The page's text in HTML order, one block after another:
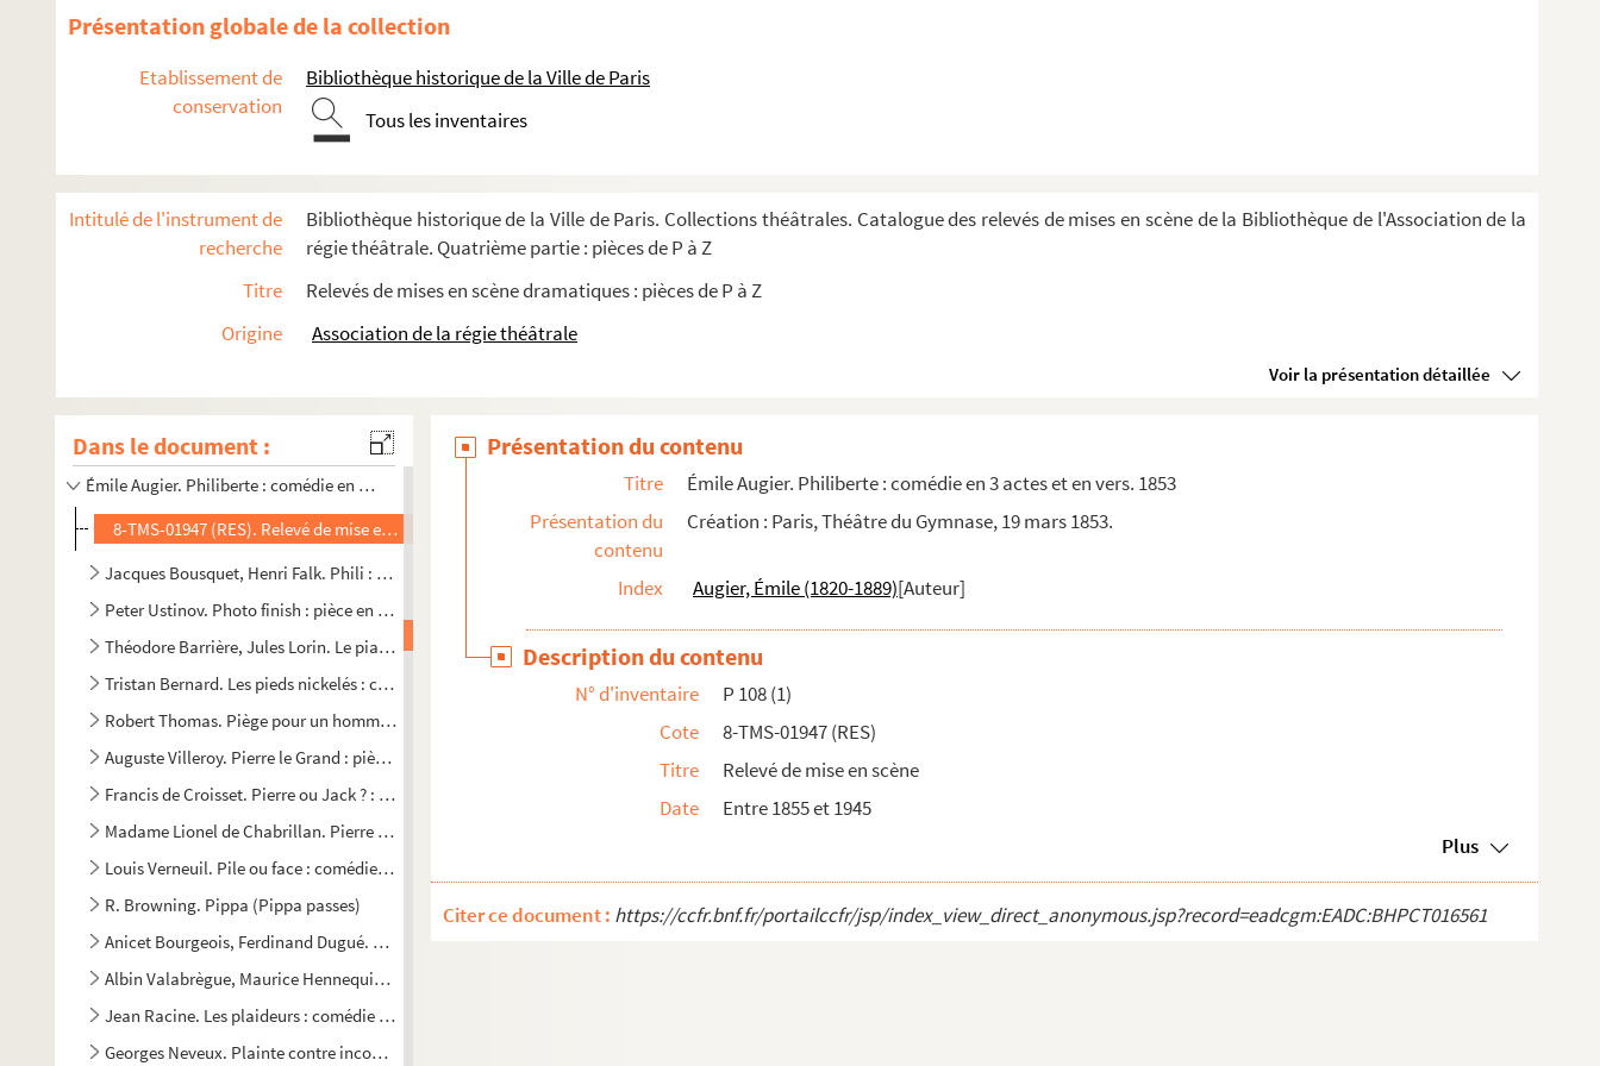
Présentation globale de la collection
Etablissement de
conservation
Bibliothèque historique de la Ville de Paris
Tous les inventaires
Intitulé de l'instrument de
recherche
Bibliothèque historique de la Ville de Paris. Collections théâtrales. Catalogue des relevés de mises en scène de la Bibliothèque de l'Association de la
régie théâtrale. Quatrième partie : pièces de P à Z
Titre
Relevés de mises en scène dramatiques : pièces de P à Z
Origine
Association de la régie théâtrale
Voir la présentation détaillée
Dans le document :
Paul de Pitray. Les petites filles modèles : comédie en 5 actes. 1927
Maurice Ordonneau. Les petites Godin : comédie-vaudeville en 3 actes. 1884
Anicet Bourgeois, Adrien Decourcelle. Les petites lâchetés : comédie en 3 actes. 1857
Lucien Népoty. Les petits : pièce en 3 actes. 1912
Henri Sébille et Georges Fernoux. Les petits mensonges : comédie en 1 acte. 1903
Eugène Labiche et Delacour. Les petits oiseaux : comédie en 3 actes. 1862
Gaston Cronier. Un peu de musique : pièce en 1 acte. 1905
Georges Courteline. La peur des coups : saynette en 1 acte. 1894
Georges Rivollet. Les phéniciennes : drame en 4 actes. 1902
Adhémar de Montgon. Philéas Fogg et la perle mystérieuse. Entre 1910 et 1940
Émile Augier. Philiberte : comédie en 3 actes et en vers. 1853
8-TMS-01947 (RES). Relevé de mise en scène
Jacques Bousquet, Henri Falk. Phili : conte moral en 3 palais dont 1 palace et 1 palazzo et 6 tablea...
Peter Ustinov. Photo finish : pièce en 3 actes. 1964
Théodore Barrière, Jules Lorin. Le piano de Berthe : comédie en 1 acte mêlée de chant. 1852
Tristan Bernard. Les pieds nickelés : comédie en 1 acte. 1895
Robert Thomas. Piège pour un homme seul : pièce policière en 4 actes. 1960
Auguste Villeroy. Pierre le Grand : pièce en 7 tableaux. Entre 1880 et 1945
Francis de Croisset. Pierre ou Jack ? : comédie en 3 actes et 1 prologue. 1931
Madame Lionel de Chabrillan. Pierre Pascal, un drame au tréport : drame en 5 actes. 1885
Louis Verneuil. Pile ou face : comédie en 5 actes. 1924
R. Browning. Pippa (Pippa passes)
Anicet Bourgeois, Ferdinand Dugué. Les pirates de la savane : drame à grand spectacle en 5 actes et ...
Albin Valabrègue, Maurice Hennequin. Place aux femmes ! : comédie en 4 actes. 1898
Jean Racine. Les plaideurs : comédie en 3 actes. 1668
Georges Neveux. Plainte contre inconnu : pièce en 2 actes. 1946
Présentation du contenu
Titre
Émile Augier. Philiberte : comédie en 3 actes et en vers. 1853
Présentation du
contenu
Création : Paris, Théâtre du Gymnase, 19 mars 1853.
Index Augier, Émile (1820-1889)[Auteur]
Description du contenu
N° d'inventaire
P 108 (1)
Cote
8-TMS-01947 (RES)
Titre
Relevé de mise en scène
Date
Entre 1855 et 1945
Plus
Citer ce document : https://ccfr.bnf.fr/portailccfr/jsp/index_view_direct_anonymous.jsp?record=eadcgm:EADC:BHPCT016561